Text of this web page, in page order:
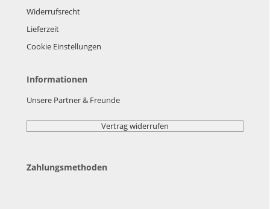
Widerrufsrecht
Lieferzeit
Cookie Einstellungen
Informationen
Unsere Partner & Freunde
Vertrag widerrufen
Zahlungsmethoden